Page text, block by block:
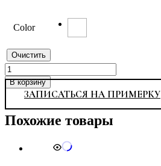
Color
Очистить
Количество
товара
Tango
В корзину
ЗАПИСАТЬСЯ НА ПРИМЕРКУ
Похожие товары